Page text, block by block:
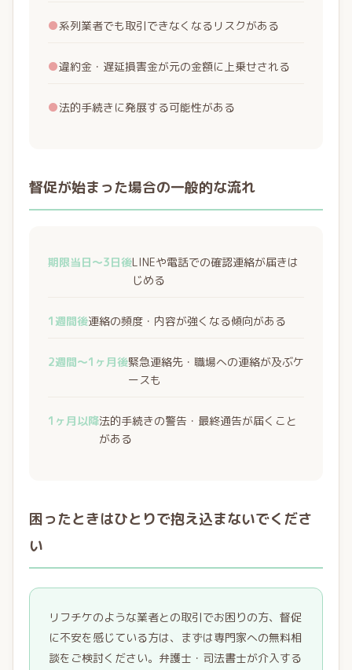
●系列業者でも取引できなくなるリスクがある
●違約金・遅延損害金が元の金額に上乗せされる
●法的手続きに発展する可能性がある
督促が始まった場合の一般的な流れ
期限当日〜3日後LINEや電話での確認連絡が届きは
じめる
1週間後連絡の頻度・内容が強くなる傾向がある
2週間〜1ヶ月後緊急連絡先・職場への連絡が及ぶケ
ースも
1ヶ月以降法的手続きの警告・最終通告が届くこと
がある
困ったときはひとりで抱え込まないでくださ
い
リフチケのような業者との取引でお困りの方、督促
に不安を感じている方は、まずは専門家への無料相
談をご検討ください。弁護士・司法書士が介入する